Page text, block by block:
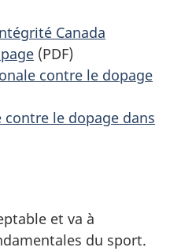
Canada
(PDF)
contre le dopage
le dopage dans
et va à
du sport.